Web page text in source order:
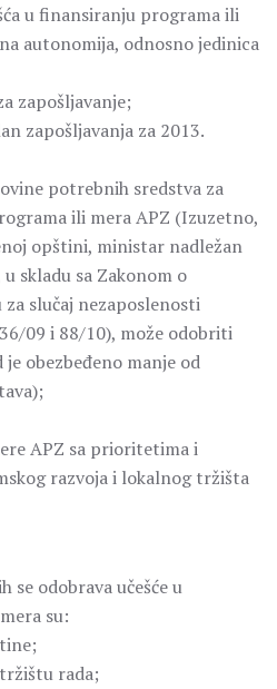
u finansiranju programa ili
autonomija, odnosno jedinica
zapošljavanje;
zapošljavanja za 2013.
potrebnih sredstva za
ili mera APZ (Izuzetno,
opštini, ministar nadležan
skladu sa Zakonom o
slučaj nezaposlenosti
09 i 88/10), može odobriti
obezbeđeno manje od
APZ sa prioritetima i
razvoja i lokalnog tržišta
se odobrava učešće u
su:
rada;